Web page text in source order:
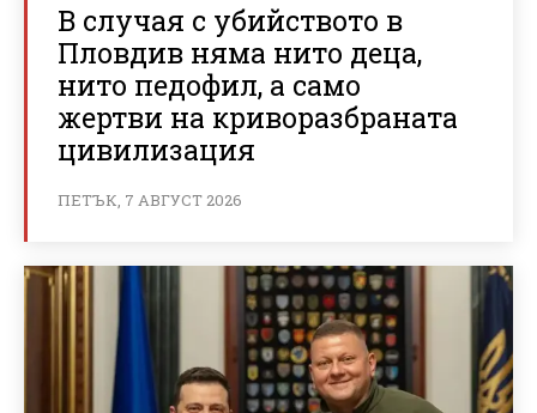
В случая с убийството в
Пловдив няма нито деца,
нито педофил, а само
жертви на криворазбраната
цивилизация
ПЕТЪК, 7 АВГУСТ 2026